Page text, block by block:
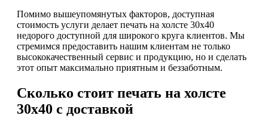
Помимо вышеупомянутых факторов, доступная
стоимость услуги делает печать на холсте 30х40
недорого доступной для широкого круга клиентов. Мы
стремимся предоставить нашим клиентам не только
высококачественный сервис и продукцию, но и сделать
этот опыт максимально приятным и беззаботным.
Сколько стоит печать на холсте
30х40 с доставкой